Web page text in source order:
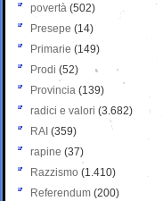
povertà (502)
Presepe (14)
Primarie (149)
Prodi (52)
Provincia (139)
radici e valori (3.682)
RAI (359)
rapine (37)
Razzismo (1.410)
Referendum (200)